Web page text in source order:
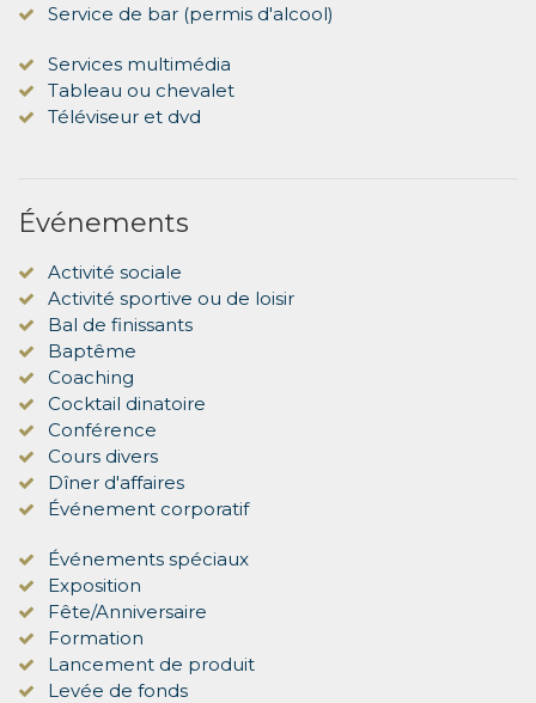
Service de bar (permis d'alcool)
Services multimédia
Tableau ou chevalet
Téléviseur et dvd
Événements
Activité sociale
Activité sportive ou de loisir
Bal de finissants
Baptême
Coaching
Cocktail dinatoire
Conférence
Cours divers
Dîner d'affaires
Événement corporatif
Événements spéciaux
Exposition
Fête/Anniversaire
Formation
Lancement de produit
Levée de fonds